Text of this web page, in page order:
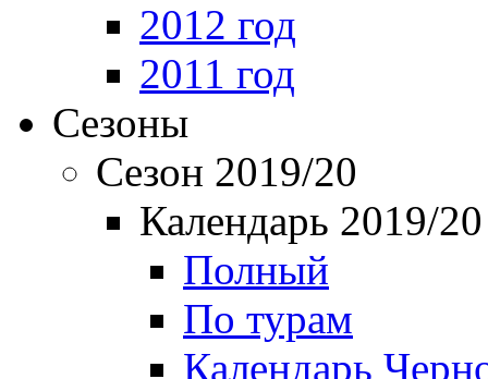
2012 год
2011 год
Сезоны
Сезон 2019/20
Календарь 2019/20
Полный
По турам
Календарь